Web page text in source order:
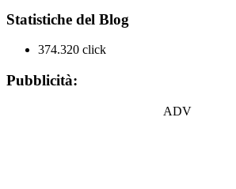
Statistiche del Blog
374.320 click
Pubblicità:
ADV